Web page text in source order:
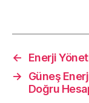
←
Enerji
→
Güneş
Doğru